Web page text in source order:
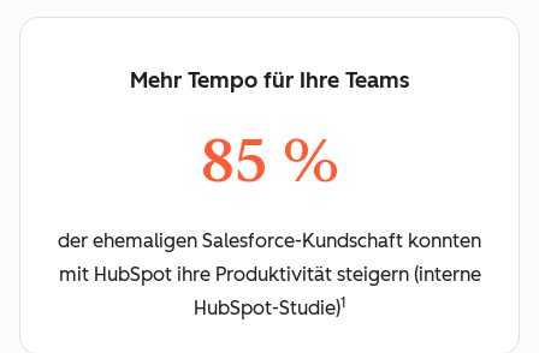
Mehr Tempo für Ihre Teams
85 %
der ehemaligen Salesforce-Kundschaft konnten
mit HubSpot ihre Produktivität steigern (interne
HubSpot-Studie)1